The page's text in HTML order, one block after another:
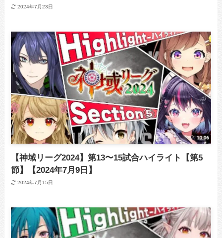
2024年7月23日
【神域リーグ2024】第13〜15試合ハイライト【第5
節】【2024年7月9日】
2024年7月15日